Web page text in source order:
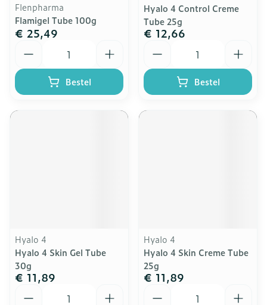
Flenpharma
Flamigel Tube 100g
€ 25,49
Bestel
Hyalo 4 Control Creme
Tube 25g
€ 12,66
Bestel
Hyalo 4
Hyalo 4 Skin Gel Tube
30g
€ 11,89
Hyalo 4
Hyalo 4 Skin Creme Tube
25g
€ 11,89